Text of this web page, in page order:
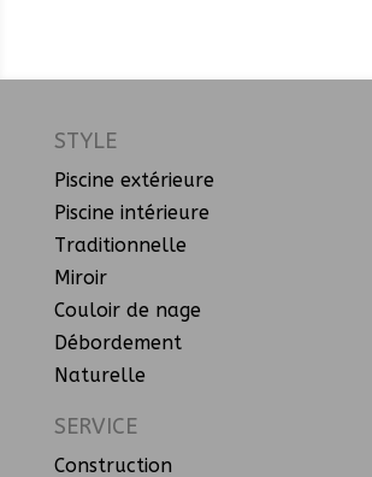
STYLE
Piscine extérieure
Piscine intérieure
Traditionnelle
Miroir
Couloir de nage
Débordement
Naturelle
SERVICE
Construction